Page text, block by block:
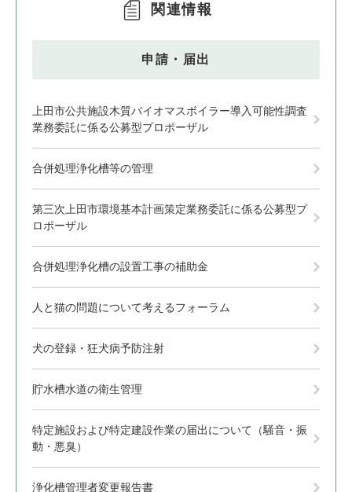
関連情報
申請・届出
上田市公共施設木質バイオマスボイラー導入可能性調査
業務委託に係る公募型プロポーザル
合併処理浄化槽等の管理
第三次上田市環境基本計画策定業務委託に係る公募型プ
ロポーザル
合併処理浄化槽の設置工事の補助金
人と猫の問題について考えるフォーラム
犬の登録・狂犬病予防注射
貯水槽水道の衛生管理
特定施設および特定建設作業の届出について（騒音・振
動・悪臭）
浄化槽管理者変更報告書